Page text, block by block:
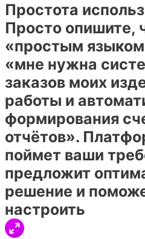
Простота
Просто опишите,
«простым
«мне нужна
заказов моих
работы и
формирования
отчётов».
поймет ваши
предложит
решение и
настроить